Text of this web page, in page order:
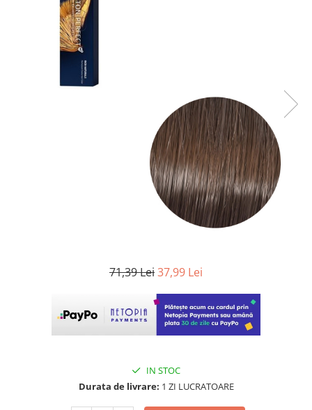
71,39 Lei37,99 Lei
IN STOC
Durata de livrare: 1 ZI LUCRATOARE